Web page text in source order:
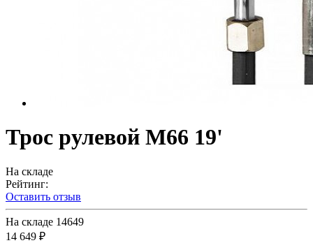
Трос рулевой M66 19'
На складе
Рейтинг:
Оставить отзыв
На складе 14649
14 649 ₽